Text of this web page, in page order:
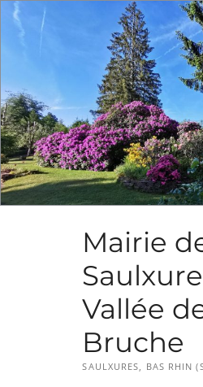
Skip
Mairie
Vallée
Bruche
SAULXURES, BAS RHIN